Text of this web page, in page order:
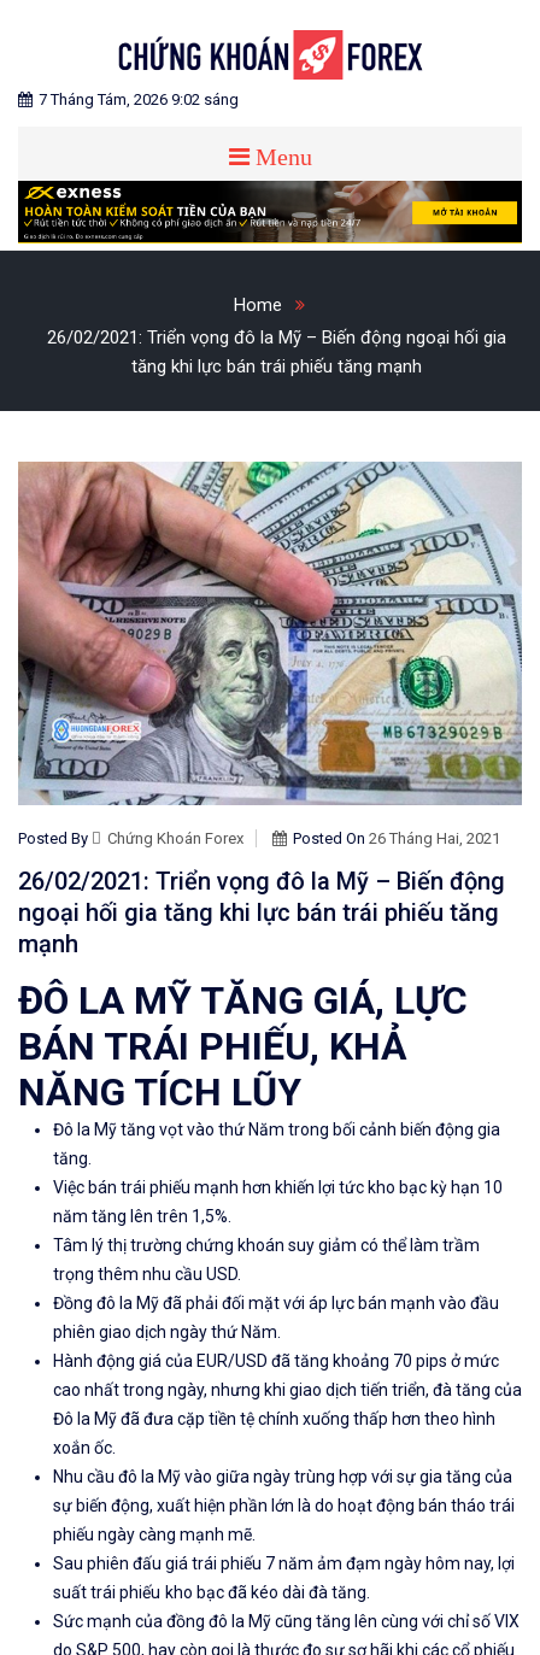
CHỨNG KHOÁN FOREX
Blog chia sẻ về Chứng Khoán và Forex
7 Tháng Tám, 2026 9:02 sáng
Menu
Home
26/02/2021: Triển vọng đô la Mỹ – Biến động ngoại hối gia
tăng khi lực bán trái phiếu tăng mạnh
Posted By Chứng Khoán Forex Posted On 26 Tháng Hai, 2021
26/02/2021: Triển vọng đô la Mỹ – Biến động
ngoại hối gia tăng khi lực bán trái phiếu tăng
mạnh
ĐÔ LA MỸ TĂNG GIÁ, LỰC
BÁN TRÁI PHIẾU, KHẢ
NĂNG TÍCH LŨY
Đô la Mỹ tăng vọt vào thứ Năm trong bối cảnh biến động gia
tăng.
Việc bán trái phiếu mạnh hơn khiến lợi tức kho bạc kỳ hạn 10
năm tăng lên trên 1,5%.
Tâm lý thị trường chứng khoán suy giảm có thể làm trầm
trọng thêm nhu cầu USD.
Đồng đô la Mỹ đã phải đối mặt với áp lực bán mạnh vào đầu
phiên giao dịch ngày thứ Năm.
Hành động giá của EUR/USD đã tăng khoảng 70 pips ở mức
cao nhất trong ngày, nhưng khi giao dịch tiến triển, đà tăng của
Đô la Mỹ đã đưa cặp tiền tệ chính xuống thấp hơn theo hình
xoắn ốc.
Nhu cầu đô la Mỹ vào giữa ngày trùng hợp với sự gia tăng của
sự biến động, xuất hiện phần lớn là do hoạt động bán tháo trái
phiếu ngày càng mạnh mẽ.
Sau phiên đấu giá trái phiếu 7 năm ảm đạm ngày hôm nay, lợi
suất trái phiếu kho bạc đã kéo dài đà tăng.
Sức mạnh của đồng đô la Mỹ cũng tăng lên cùng với chỉ số VIX
do S&P 500, hay còn gọi là thước đo sự sợ hãi khi các cổ phiếu